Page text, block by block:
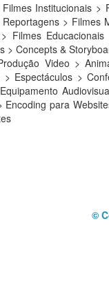
©
Institucionais
> Filmes
Filmes
> Concepts &
Video >
> Espectáculos >
Encoding para